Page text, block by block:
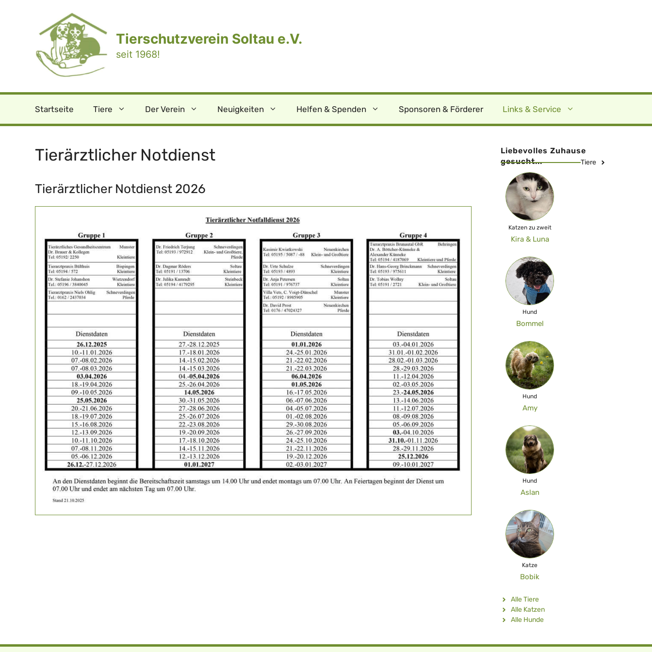
Tierschutzverein Soltau e.V.
seit 1968!
Startseite Tiere Der Verein Neuigkeiten Helfen & Spenden Sponsoren & Förderer Links & Service
Tierärztlicher Notdienst
Tierärztlicher Notdienst 2026
Liebevolles Zuhause
gesucht...
Tiere
Katzen zu zweit
Kira & Luna
Hund
Bommel
Hund
Amy
Hund
Aslan
Katze
Bobik
Alle Tiere
Alle Katzen
Alle Hunde